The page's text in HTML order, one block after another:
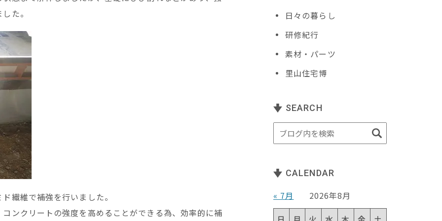
た。
繊維で補強を行いました。
ンクリートの強度を高めることができる為、効率的に補
日々の暮らし
研修紀行
素材・パーツ
里山住宅博
SEARCH
CALENDAR
« 7月
2026年8月